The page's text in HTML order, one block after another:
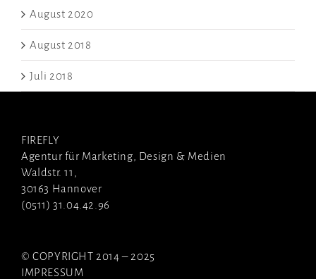
August 2020
August 2018
Juli 2018
FIREFLY
Agentur für Marketing, Design & Medien
Waldstr. 11,
30163 Hannover
(0511) 31.04.42.96
© COPYRIGHT 2014 – 2025
IMPRESSUM